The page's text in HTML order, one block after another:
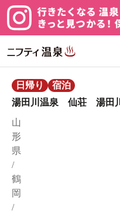
日帰り
宿泊
湯田川温泉 仙荘 湯田川
山
形
県
/
鶴
岡
/